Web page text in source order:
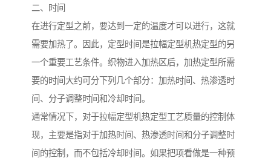
二、时间
在进行定型之前，要达到一定的温度才可以进行，这就
需要加热了。因此，定型时间是拉幅定型机热定型的另
一个重要工艺条件。织物进入加热区后，加热定型所需
要的时间大约可分下列几个部分：加热时间、热渗透时
间、分子调整时间和冷却时间。
通常情况下，对于拉幅定型机热定型工艺质量的控制体
现，主要是指对于加热时间、热渗透时间和分子调整时
间的控制，而不包括冷却时间。如果把项看做是一种预